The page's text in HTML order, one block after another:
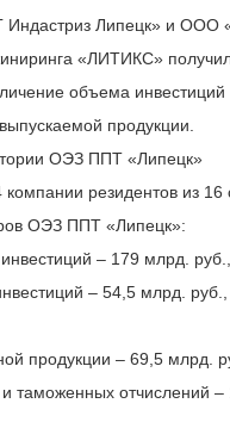
Липецк» и ООО
«ЛИТИКС»
объема инвестиций
продукции.
ОЭЗ ППТ «Липецк»
компании резидентов из 16
ОЭЗ ППТ «Липецк»:
– 179 млрд. руб.,
– 54,5 млрд. руб.,
продукции – 69,5 млрд.
таможенных отчислений –